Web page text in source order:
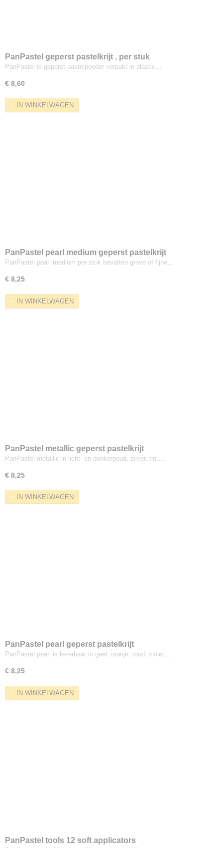
PanPastel geperst pastelkrijt , per stuk
PanPastel is geperst pastelpoeder verpakt in plastic…
€ 8,60
IN WINKELWAGEN
PanPastel pearl medium geperst pastelkrijt
PanPastel pearl medium per stuk bevatten grove of fijne…
€ 8,25
IN WINKELWAGEN
PanPastel metallic geperst pastelkrijt
PanPastel metallic in licht- en donkergoud, zilver, tin,…
€ 8,25
IN WINKELWAGEN
PanPastel pearl geperst pastelkrijt
PanPastel pearl is leverbaar in geel, oranje, rood, violet,…
€ 8,25
IN WINKELWAGEN
PanPastel tools 12 soft applicators